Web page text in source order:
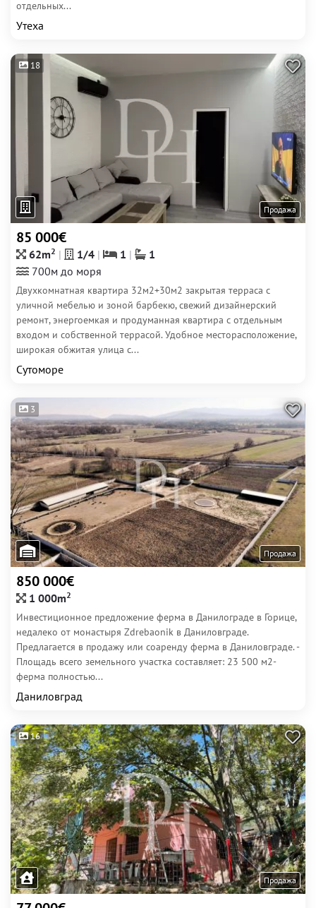
отдельных...
Утеха
18
Продажа
85 000€
62m2 1/4 1
1
700м до моря
Двухкомнатная квартира 32м2+30м2 закрытая терраса с
уличной мебелью и зоной барбекю, свежий дизайнерский
ремонт, энергоемкая и продуманная квартира с отдельным
входом и собственной террасой. Удобное месторасположение,
широкая обжитая улица с...
Сутоморе
3
Продажа
850 000€
1 000m2
Инвестиционное предложение ферма в Данилограде в Горице,
недалеко от монастыря Zdrebaonik в Даниловграде.​
Предлагается в продажу или соаренду ферма в Даниловграде. -
Площадь всего земельного участка составляет: 23 500 м2-
ферма полностью...
Даниловград
16
Продажа